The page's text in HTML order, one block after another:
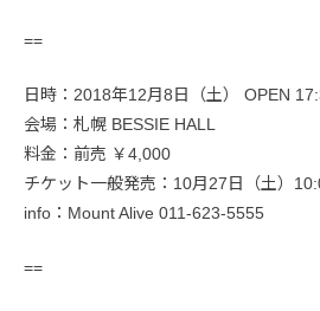
==
日時：2018年12月8日（土） OPEN
会場：札幌 BESSIE HALL
料金：前売 ￥4,000
チケット一般発売：10月27日（土）
info：Mount Alive 011-623-5555
==